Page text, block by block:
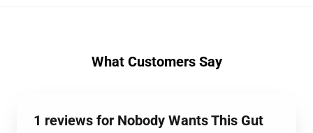
What Customers Say
1 reviews for Nobody Wants This Gut